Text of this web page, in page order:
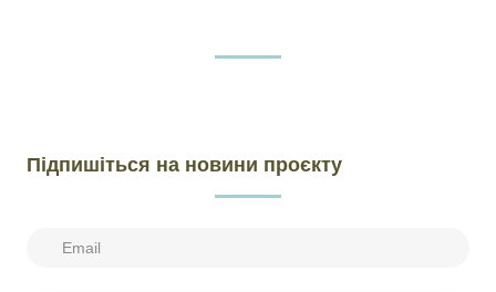
Підпишіться на новини проєкту